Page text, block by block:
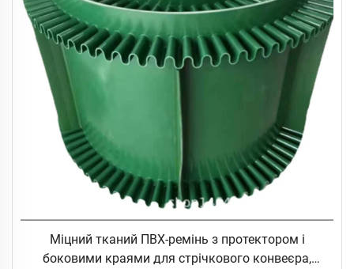
Міцний тканий ПВХ-ремінь з протектором і
боковими краями для стрічкового конвеєра,